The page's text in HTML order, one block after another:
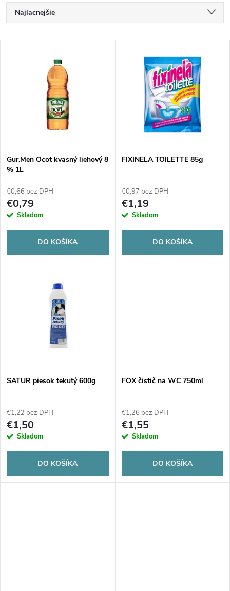
R
a
e
p
r
d
o
Najlacnejšie
s
p
r
o
d
v
Gur.Men Ocot kvasný liehový 8
% 1L
€0,66 bez DPH
€0,79
Skladom
DO KOŠÍKA
FIXINELA TOILETTE 85g
€0,97 bez DPH
€1,19
Skladom
DO KOŠÍKA
SATUR piesok tekutý 600g
€1,22 bez DPH
€1,50
Skladom
DO KOŠÍKA
FOX čistič na WC 750ml
€1,26 bez DPH
€1,55
Skladom
DO KOŠÍKA